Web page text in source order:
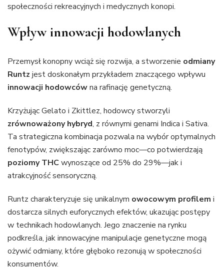
społeczności rekreacyjnych i medycznych konopi.
Wpływ innowacji hodowlanych
Przemysł konopny wciąż się rozwija, a stworzenie odmiany
Runtz jest doskonałym przykładem znaczącego wpływu
innowacji hodowcówna rafinację genetyczną.
Krzyżując Gelato i Zkittlez, hodowcy stworzyli
zrównoważony hybryd, z równymi genami Indica i Sativa.
Ta strategiczna kombinacja pozwala na wybór optymalnych
fenotypów, zwiększając zarówno moc—co potwierdzają
poziomy THC wynoszące od 25% do 29%—jak i
atrakcyjność sensoryczną.
Runtz charakteryzuje się unikalnym owocowym profilem i
dostarcza silnych euforycznych efektów, ukazując postępy
w technikach hodowlanych. Jego znaczenie na rynku
podkreśla, jak innowacyjne manipulacje genetyczne mogą
ożywić odmiany, które głęboko rezonują w społeczności
konsumentów.